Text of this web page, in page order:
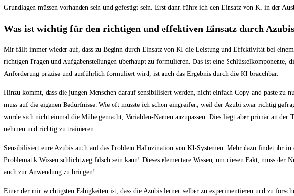
Grundlagen müssen vorhanden sein und gefestigt sein. Erst dann führe ich den Einsatz von KI in der
Was ist wichtig für den richtigen und effektiven Einsatz durch
Mir fällt immer wieder auf, dass zu Beginn durch Einsatz von KI die Leistung und Effektivität bei
richtigen Fragen und Aufgabenstellungen überhaupt zu formulieren. Das ist eine
Anforderung präzise und ausführlich formuliert wird, ist auch das Ergebnis durch die KI brauchbar.
Hinzu kommt, dass die jungen Menschen darauf sensibilisiert werden, nicht einfach Copy-and-paste zu
muss auf die eigenen Bedürfnisse. Wie oft musste ich schon eingreifen, weil der Azubi zwar richtig
wurde sich nicht einmal die Mühe gemacht, Variablen-Namen anzupassen. Dies liegt aber primär an
nehmen und richtig zu trainieren.
Sensibilisiert eure Azubis auch auf das Problem Halluzination von KI-Systemen. Mehr dazu findet ihr
Problematik Wissen schlichtweg falsch sein kann! Dieses elementare Wissen, um diesen Fakt, muss
auch zur Anwendung zu bringen!
Einer der mir wichtigsten Fähigkeiten ist, dass die Azubis lernen selber zu experimentieren und zu